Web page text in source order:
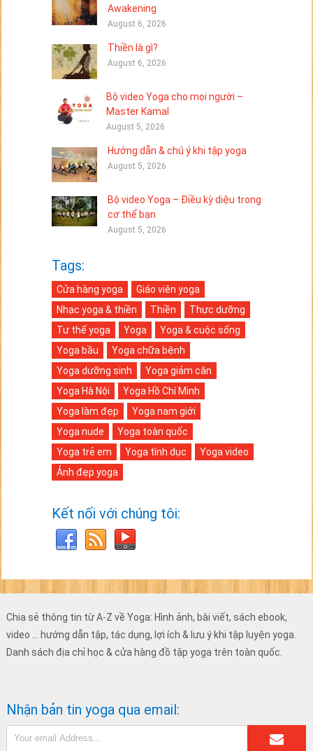
Awakening
August 6, 2026
Thiền là gì?
August 6, 2026
Bộ video Yoga cho mọi người –
Master Kamal
August 5, 2026
Hướng dẫn & chú ý khi tập yoga
August 5, 2026
Bộ video Yoga – Điều kỳ diệu trong
cơ thể bạn
August 5, 2026
Tags:
Cửa hàng yoga
Giáo viên yoga
Nhạc yoga & thiền
Thiền
Thực dưỡng
Tư thế yoga
Yoga
Yoga & cuộc sống
Yoga bầu
Yoga chữa bệnh
Yoga dưỡng sinh
Yoga giảm cân
Yoga Hà Nội
Yoga Hồ Chí Minh
Yoga làm đẹp
Yoga nam giới
Yoga nude
Yoga toàn quốc
Yoga trẻ em
Yoga tình dục
Yoga video
Ảnh đẹp yoga
Kết nối với chúng tôi:
Chia sẻ thông tin từ A-Z về Yoga: Hình ảnh, bài viết, sách ebook,
video ... hướng dẫn tập, tác dụng, lợi ích & lưu ý khi tập luyện yoga.
Danh sách địa chỉ học & cửa hàng đồ tập yoga trên toàn quốc.
Nhận bản tin yoga qua email: